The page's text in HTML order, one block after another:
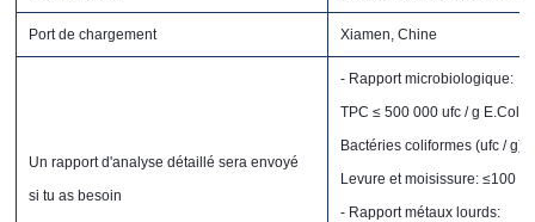
Port de chargement Xiamen, Chine
Un rapport d'analyse détaillé sera envoyé
si tu as besoin
- Rapport microbiologique:
TPC ≤ 500 000 ufc / g E.Coli
Bactéries coliformes (ufc / g):
Levure et moisissure:
- Rapport métaux lourds: